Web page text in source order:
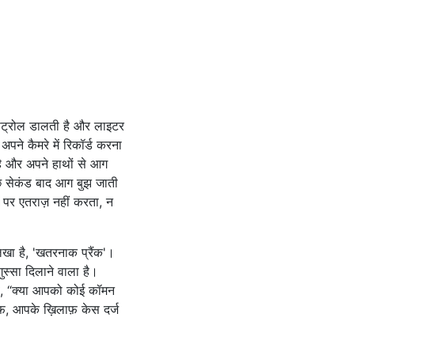
डालती है और लाइटर
कैमरे में रिकॉर्ड करना
और अपने हाथों से आग
सेकंड बाद आग बुझ जाती
एतराज़ नहीं करता, न
है, 'खतरनाक प्रैंक'।
दिलाने वाला है।
“क्या आपको कोई कॉमन
आपके ख़िलाफ़ केस दर्ज